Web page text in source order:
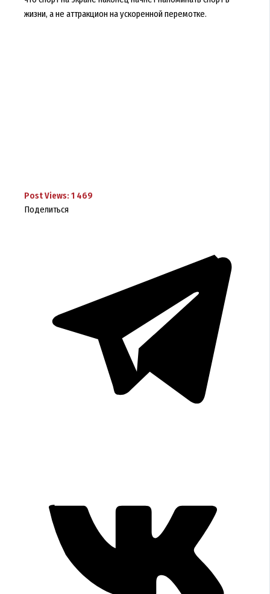
жизни, а не аттракцион на ускоренной перемотке.
Post Views: 1 469
Поделиться